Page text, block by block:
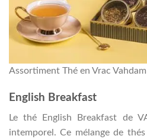
Assortiment Thé en Vrac Vahdam
English Breakfast
Le thé English Breakfast de
intemporel. Ce mélange de